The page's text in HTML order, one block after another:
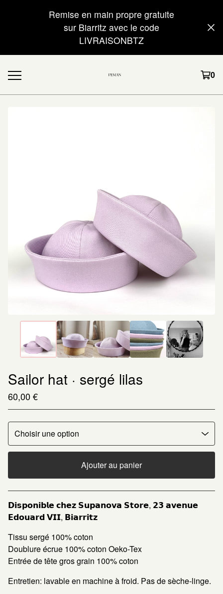
Remise en main propre gratuite
sur Biarritz avec le code
LIVRAISONBTZ
0
Sailor hat · sergé lilas
60,00€
Ajouter au panier
Voir le panier
𝗗𝗶𝘀𝗽𝗼𝗻𝗶𝗯𝗹𝗲 𝗰𝗵𝗲𝘇 𝗦𝘂𝗽𝗮𝗻𝗼𝘃𝗮 𝗦𝘁𝗼𝗿𝗲, 𝟮𝟯 𝗮𝘃𝗲𝗻𝘂𝗲
𝗘𝗱𝗼𝘂𝗮𝗿𝗱 𝗩𝗜𝗜, 𝗕𝗶𝗮𝗿𝗿𝗶𝘁𝘇
Tissu sergé 100% coton
Doublure écrue 100% coton Oeko-Tex
Entrée de tête gros grain 100% coton
Entretien: lavable en machine à froid. Pas de sèche-linge.